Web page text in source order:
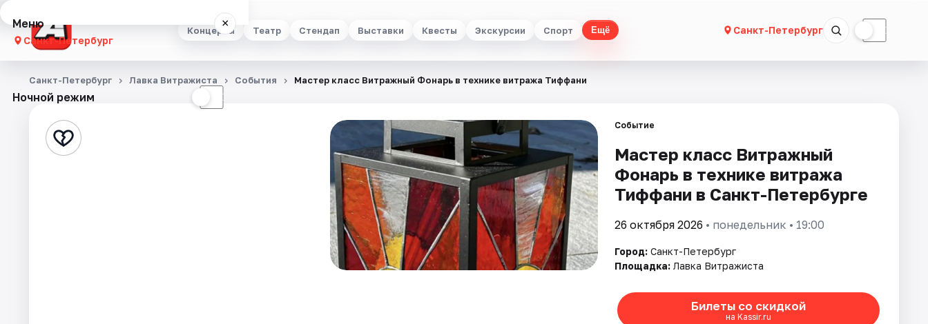
Концерты Театр Стендап Выставки Квесты Экскурсии Спорт Ещё Санкт-Петербург ☾
Меню ×
Санкт-Петербург
Концерты
Стендап
Ночной режим ☾
Санкт-Петербург Лавка Витражиста События Мастер класс Витражный Фонарь в технике витража Тиффани
Событие
Мастер класс Витражный
Фонарь в технике витража
Тиффани в Санкт-Петербурге
26 октября 2026 • понедельник • 19:00
Город: Санкт-Петербург
Площадка: Лавка Витражиста
Билеты со скидкой
на Kassir.ru